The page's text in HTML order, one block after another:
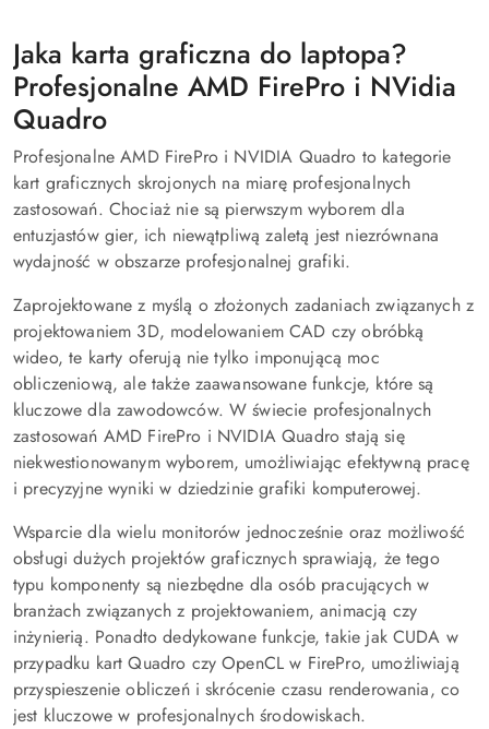
Jaka karta graficzna do laptopa?
Profesjonalne AMD FirePro i NVidia
Quadro
Profesjonalne AMD FirePro i NVIDIA Quadro to kategorie
kart graficznych skrojonych na miarę profesjonalnych
zastosowań. Chociaż nie są pierwszym wyborem dla
entuzjastów gier, ich niewątpliwą zaletą jest niezrównana
wydajność w obszarze profesjonalnej grafiki.
Zaprojektowane z myślą o złożonych zadaniach związanych z
projektowaniem 3D, modelowaniem CAD czy obróbką
wideo, te karty oferują nie tylko imponującą moc
obliczeniową, ale także zaawansowane funkcje, które są
kluczowe dla zawodowców. W świecie profesjonalnych
zastosowań AMD FirePro i NVIDIA Quadro stają się
niekwestionowanym wyborem, umożliwiając efektywną pracę
i precyzyjne wyniki w dziedzinie grafiki komputerowej.
Wsparcie dla wielu monitorów jednocześnie oraz możliwość
obsługi dużych projektów graficznych sprawiają, że tego
typu komponenty są niezbędne dla osób pracujących w
branżach związanych z projektowaniem, animacją czy
inżynierią. Ponadto dedykowane funkcje, takie jak CUDA w
przypadku kart Quadro czy OpenCL w FirePro, umożliwiają
przyspieszenie obliczeń i skrócenie czasu renderowania, co
jest kluczowe w profesjonalnych środowiskach.